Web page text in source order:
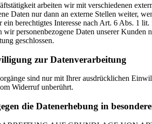
arbeiten wir mit verschiedenen
Daten nur dann an externe Stellen weiter,
ein berechtigtes Interesse nach Art. 6 Abs. 1
wir personenbezogene Daten unserer
geschlossen.
zur Datenverarbeitung
sind nur mit Ihrer ausdrücklichen
Widerruf unberührt.
die Datenerhebung in